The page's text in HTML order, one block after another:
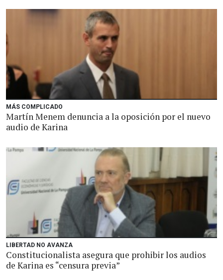
MÁS COMPLICADO
Martín Menem denuncia a la oposición por el nuevo
audio de Karina
LIBERTAD NO AVANZA
Constitucionalista asegura que prohibir los audios
de Karina es “censura previa”